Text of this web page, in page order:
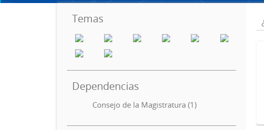
Temas
Dependencias
Consejo de la Magistratura (1)